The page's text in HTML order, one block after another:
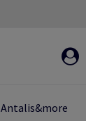
Antalis&more